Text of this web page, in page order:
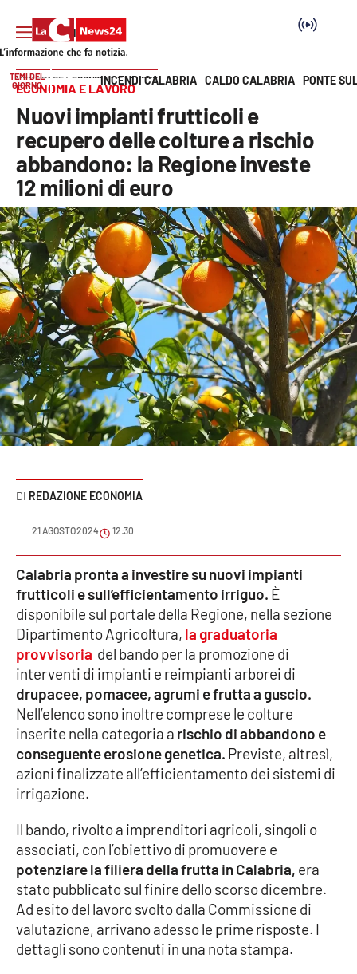
Cronaca
Politica
Attualità
Economia e lavoro
Italia Mondo
Sanità
Sport
Cultura
Podcast
Meteo
Editoriali
VIDEO
Ambiente
Cronaca
Cultura
Economia e Lavoro
Politica
Sanità
Società
Sport
Vai
TEMI DEL
GIORNO
INCENDI CALABRIA CALDO CALABRIA PONTE
HOME PAGE ECONOMIA E LAVORO
ECONOMIA E LAVORO
Nuovi impianti frutticoli e
recupero delle colture a rischio
abbandono: la Regione investe
12 milioni di euro
REDAZIONE ECONOMIA
21 AGOSTO 2024 12:30
Calabria pronta a investire su nuovi impianti
frutticoli e sull’efficientamento irriguo. È
disponibile sul portale della Regione, nella sezione
Dipartimento Agricoltura, la graduatoria
provvisoria del bando per la promozione di
interventi di impianti e reimpianti arborei di
drupacee, pomacee, agrumi e frutta a guscio.
Nell’elenco sono inoltre comprese le colture
inserite nella categoria a rischio di abbandono e
conseguente erosione genetica. Previste, altresì,
azioni finalizzate all’efficientamento dei sistemi di
irrigazione.
Il bando, rivolto a imprenditori agricoli, singoli o
associati, con l’obiettivo di promuovere e
potenziare la filiera della frutta in Calabria, era
stato pubblicato sul finire dello scorso dicembre.
Ad esito del lavoro svolto dalla Commissione di
valutazione, arrivano adesso le prime risposte. I
dettagli sono contenuti in una nota stampa.